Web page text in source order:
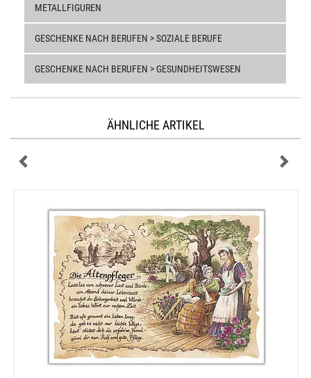
METALLFIGUREN
GESCHENKE NACH BERUFEN > SOZIALE BERUFE
GESCHENKE NACH BERUFEN > GESUNDHEITSWESEN
ÄHNLICHE ARTIKEL